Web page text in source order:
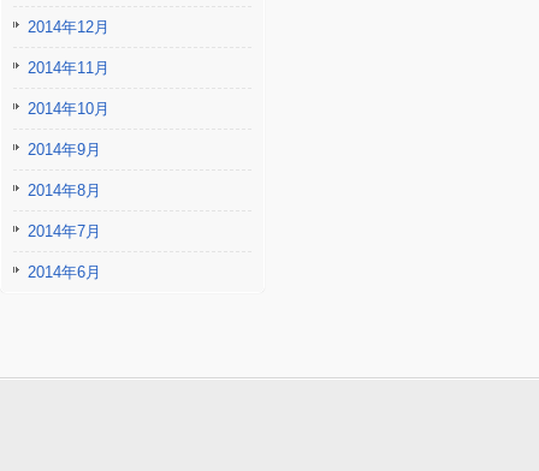
2014年12月
2014年11月
2014年10月
2014年9月
2014年8月
2014年7月
2014年6月